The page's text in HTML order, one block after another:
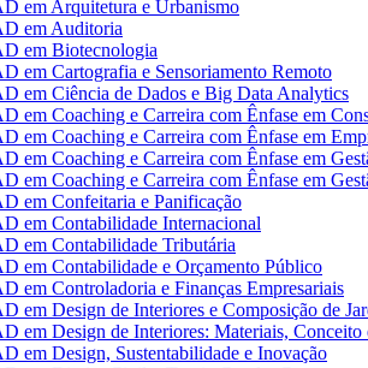
em Arquitetura e Urbanismo
em Auditoria
em Biotecnologia
em Cartografia e Sensoriamento Remoto
em Ciência de Dados e Big Data Analytics
em Coaching e Carreira com Ênfase em
em Coaching e Carreira com Ênfase em
em Coaching e Carreira com Ênfase em
em Coaching e Carreira com Ênfase em
em Confeitaria e Panificação
em Contabilidade Internacional
em Contabilidade Tributária
em Contabilidade e Orçamento Público
em Controladoria e Finanças Empresariais
em Design de Interiores e Composição de
em Design de Interiores: Materiais, Conceito
em Design, Sustentabilidade e Inovação